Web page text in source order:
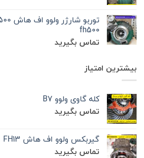
fh500
تماس بگیرید
بیشترین امتیاز
کله گاوی ولوو B7
تماس بگیرید
گیربکس ولوو اف هاش FH13
تماس بگیرید